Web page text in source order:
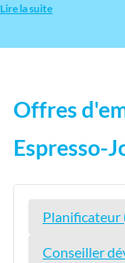
Lire la suite
Offres
Espresso-
Planificateur
Conseiller